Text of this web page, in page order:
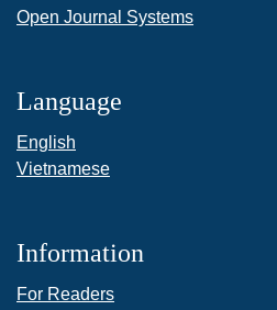
Open Journal Systems
Language
English
Vietnamese
Information
For Readers